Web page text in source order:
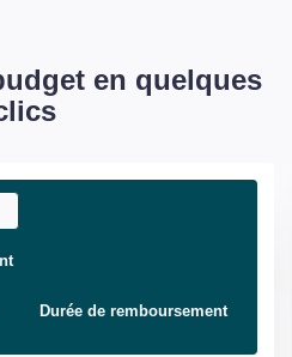
en quelques
Durée de remboursement